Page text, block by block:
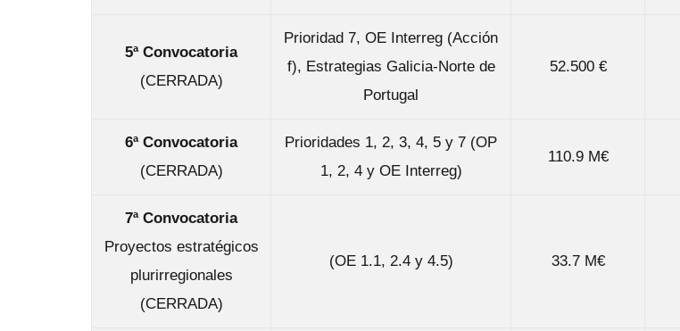
5ª Convocatoria
(CERRADA)
Prioridad 7, OE Interreg (Acción
f), Estrategias Galicia-Norte de
Portugal
52.500 €
6ª Convocatoria
(CERRADA)
Prioridades 1, 2, 3, 4, 5 y 7 (OP
1, 2, 4 y OE Interreg)
110.9 M€
7ª Convocatoria
Proyectos estratégicos
plurirregionales
(CERRADA)
(OE 1.1, 2.4 y 4.5) 33.7 M€